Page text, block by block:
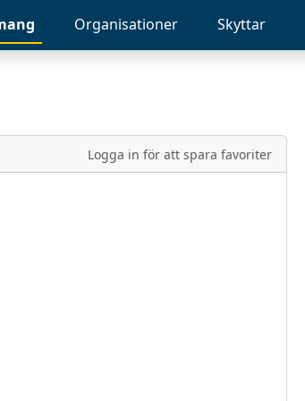
Organisationer Skyttar
Logga in för att spara favoriter